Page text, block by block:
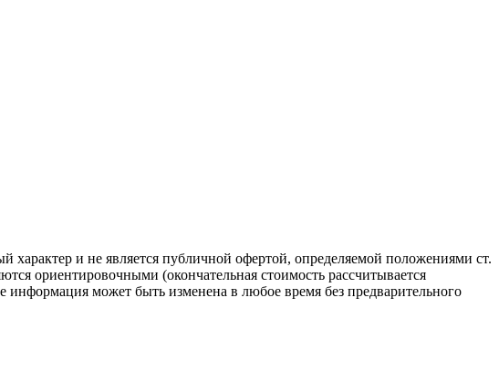
и не является публичной офертой, определяемой положениями ст.
ориентировочными (окончательная стоимость рассчитывается
может быть изменена в любое время без предварительного